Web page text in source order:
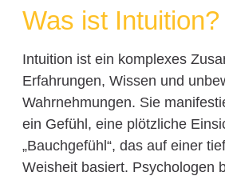
Was ist Intuition?
Intuition ist ein komplexes
Erfahrungen, Wissen und
Wahrnehmungen. Sie
ein Gefühl, eine plötzliche
„Bauchgefühl“, das auf einer
Weisheit basiert. Psychologen